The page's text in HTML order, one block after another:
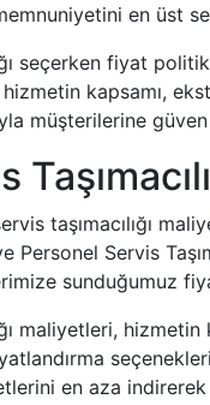
en üst
seçerken fiyat
kapsamı,
müşterilerine
taşımacılığı
Personel Servis
sunduğumuz
maliyetleri,
en aza